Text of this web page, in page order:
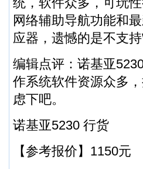
网络辅助导航功能和
应器，遗憾的是不支持
编辑点评：诺基亚
作系统软件资源众多
虑下吧。
诺基亚5230 行货
【参考报价】1150元